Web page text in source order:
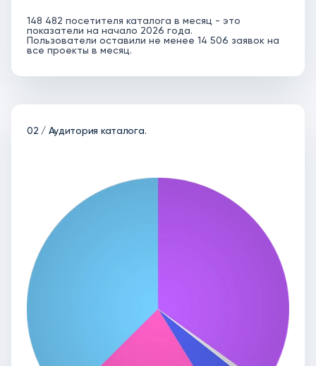
148 482 посетителя каталога в месяц - это
показатели на начало 2026 года.
Пользователи оставили не менее 14 506 заявок на
все проекты в месяц.
02 / Аудитория каталога.